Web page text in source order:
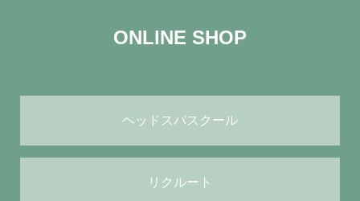
ONLINE SHOP
ヘッドスパスクール
リクルート